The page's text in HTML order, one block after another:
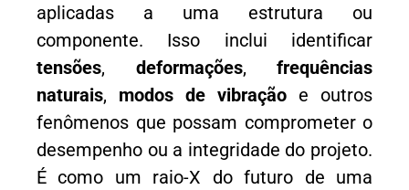
aplicadas a uma estrutura ou
componente. Isso inclui identificar
tensões, deformações, frequências
naturais, modos de vibração e outros
fenômenos que possam comprometer o
desempenho ou a integridade do projeto.
É como um raio-X do futuro de uma